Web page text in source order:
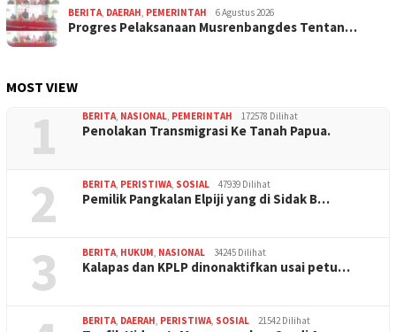
BERITA DAERAH PEMERINTAH 6 Agustus 2026
Progres Pelaksanaan Musrenbangdes Tentan…
MOST VIEW
1 BERITA NASIONAL PEMERINTAH 172578 Dilihat
Penolakan Transmigrasi Ke Tanah Papua.
2 BERITA PERISTIWA SOSIAL 47939 Dilihat
Pemilik Pangkalan Elpiji yang di Sidak B…
3 BERITA HUKUM NASIONAL 34245 Dilihat
Kalapas dan KPLP dinonaktifkan usai petu…
BERITA DAERAH PERISTIWA SOSIAL 21542 Dilihat